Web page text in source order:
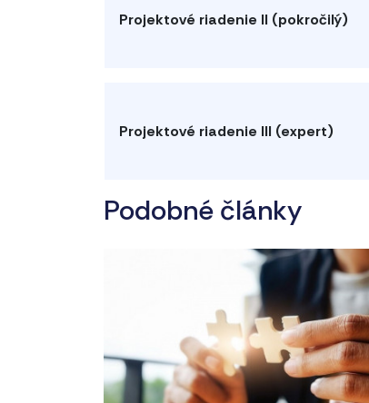
Projektové riadenie II (pokročilý)
Projektové riadenie III (expert)
Podobné články